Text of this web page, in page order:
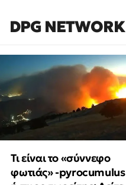
DPG NETWORK
Τι είναι το «σύννεφο
φωτιάς» -pyrocumulus